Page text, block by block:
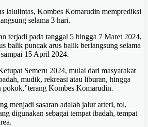
lalulintas, Kombes Komarudin memprediksi
selama 3 hari.
terjadi pada tanggal 5 hingga 7 Maret 2024,
balik puncak arus balik berlangsung selama
15 April 2024.
Semeru 2024, mulai dari masyarakat
mudik, rekreasi atau liburan, hingga
pokok,”terang Kombes Komarudin.
menjadi sasaran adalah jalur arteri, tol,
digunakan sebagai tempat ibadah, tempat